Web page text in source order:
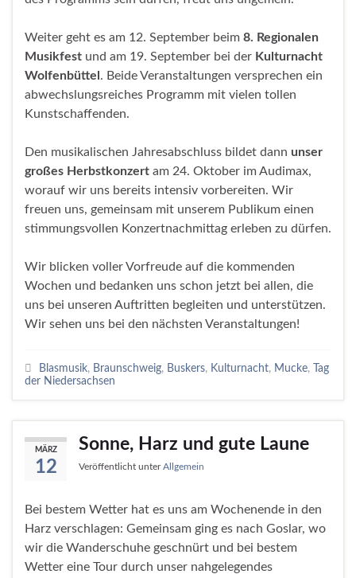
Weiter geht es am 12. September beim 8. Regionalen
Musikfest und am 19. September bei der Kulturnacht
Wolfenbüttel . Beide Veranstaltungen versprechen ein
abwechslungsreiches Programm mit vielen tollen
Kunstschaffenden.
Den musikalischen Jahresabschluss bildet dann unser
großes Herbstkonzert am 24. Oktober im Audimax,
worauf wir uns bereits intensiv vorbereiten. Wir
freuen uns, gemeinsam mit unserem Publikum einen
stimmungsvollen Konzertnachmittag erleben zu dürfen.
Wir blicken voller Vorfreude auf die kommenden
Wochen und bedanken uns schon jetzt bei allen, die
uns bei unseren Auftritten begleiten und unterstützen.
Wir sehen uns bei den nächsten Veranstaltungen!
Blasmusik, Braunschweig, Buskers, Kulturnacht, Mucke,
Tag
der Niedersachsen
MÄRZ
12
Sonne, Harz und gute Laune
Veröffentlicht unterAllgemein
Bei bestem Wetter hat es uns am Wochenende in den
Harz verschlagen: Gemeinsam ging es nach Goslar, wo
wir die Wanderschuhe geschnürt und bei bestem
Wetter eine Tour durch unser nahgelegendes